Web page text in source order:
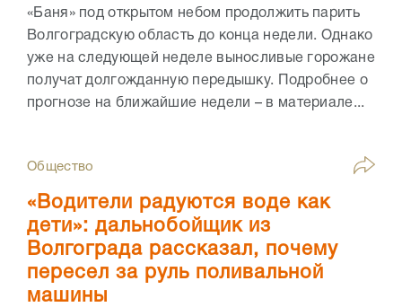
«Баня» под открытом небом продолжить парить
Волгоградскую область до конца недели. Однако
уже на следующей неделе выносливые горожане
получат долгожданную передышку. Подробнее о
прогнозе на ближайшие недели – в материале...
Общество
«Водители радуются воде как
дети»: дальнобойщик из
Волгограда рассказал, почему
пересел за руль поливальной
машины